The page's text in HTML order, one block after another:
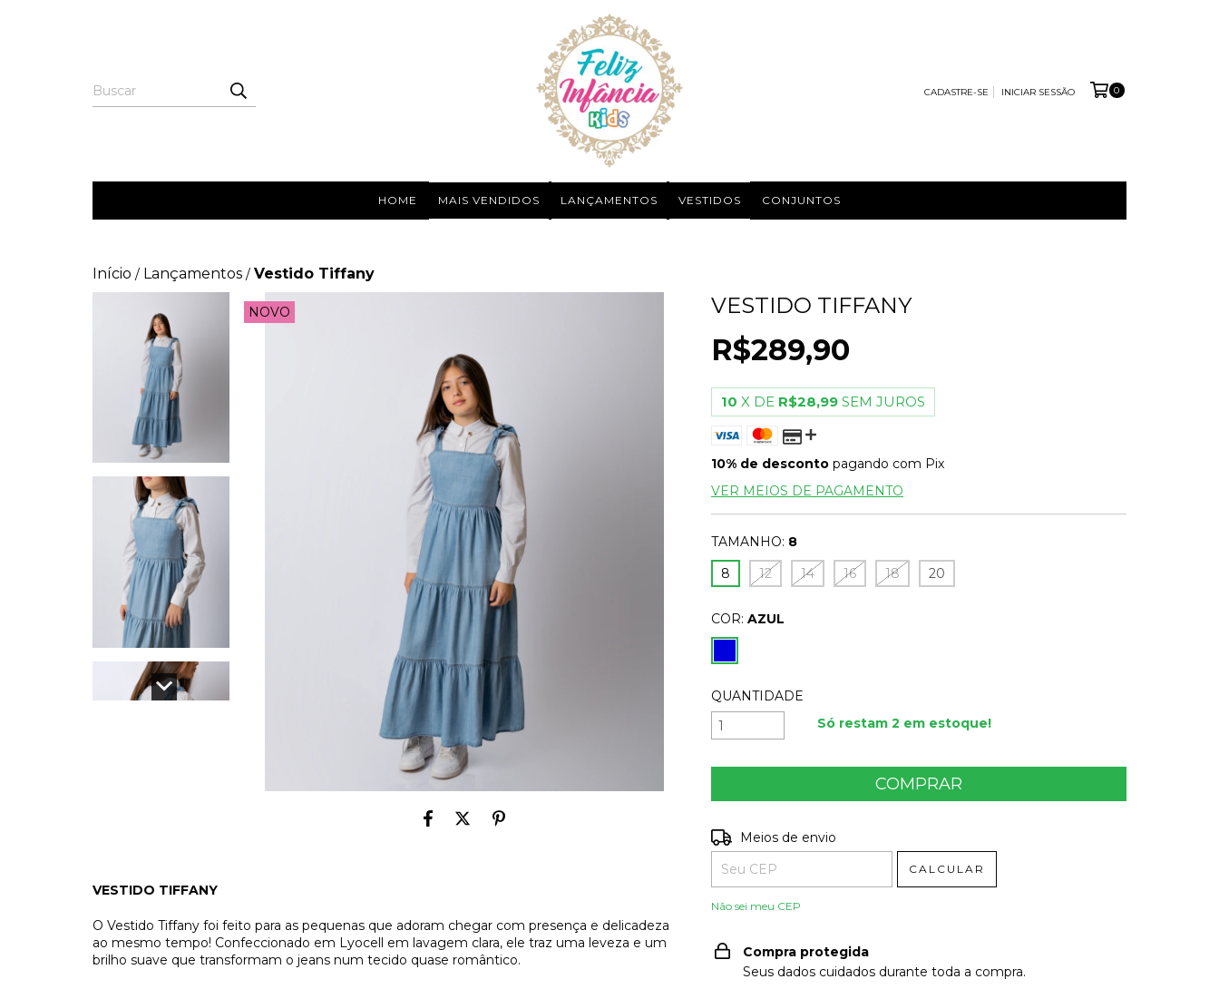
CADASTRE-SE INICIAR SESSÃO 0
HOME MAIS VENDIDOS LANÇAMENTOS VESTIDOS CONJUNTOS
Início / Lançamentos / Vestido Tiffany
NOVO
VESTIDO TIFFANY
O Vestido Tiffany foi feito para as pequenas que adoram chegar com presença e delicadeza
ao mesmo tempo! Confeccionado em Lyocell em lavagem clara, ele traz uma leveza e um
brilho suave que transformam o jeans num tecido quase romântico.
VESTIDO TIFFANY
R$289,90
10 X DE R$28,99 SEM JUROS
10% de desconto pagando com Pix
VER MEIOS DE PAGAMENTO
TAMANHO: 8
8
12 14 16 18 20
COR: AZUL
QUANTIDADE
Só restam2 em estoque!
Entregas para o CEP:
Meios de envio
CALCULAR
Não sei meu CEP
Compra protegida
Seus dados cuidados durante toda a compra.